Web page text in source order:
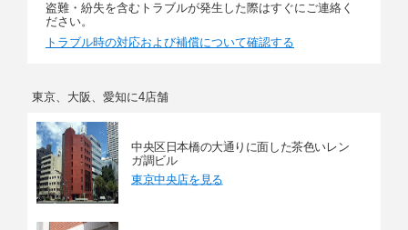
盗難・紛失を含むトラブルが発生した際はすぐにご連絡く
ださい。
トラブル時の対応および補償について確認する
東京、大阪、愛知に4店舗
中央区日本橋の大通りに面した茶色いレン
ガ調ビル
東京中央店を見る